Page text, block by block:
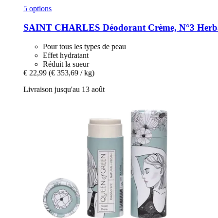
5 options
SAINT CHARLES Déodorant Crème, N°3
Pour tous les types de peau
Effet hydratant
Réduit la sueur
€ 22,99 (€ 353,69 / kg)
Livraison jusqu'au 13 août